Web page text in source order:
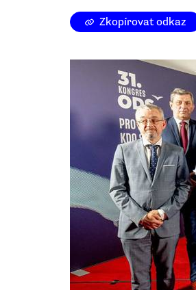
Zkopírovat odkaz